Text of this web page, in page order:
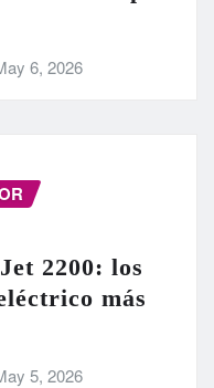
6, 2026
2200: los
más
5, 2026